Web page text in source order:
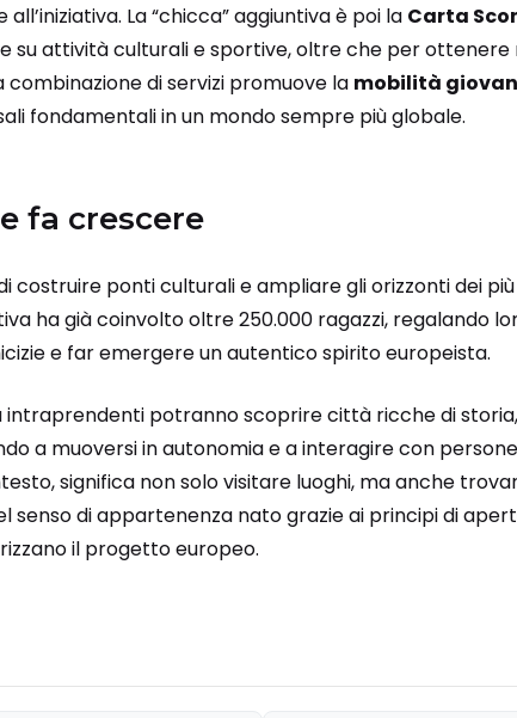
La “chicca” aggiuntiva è poi la Carta
su attività culturali e sportive, oltre che per ottenere
di servizi promuove la mobilità
fondamentali in un mondo sempre più globale.
fa crescere
costruire ponti culturali e ampliare gli orizzonti dei
ha già coinvolto oltre 250.000 ragazzi, regalando
e far emergere un autentico spirito europeista.
intraprendenti potranno scoprire città ricche di
a muoversi in autonomia e a interagire con
significa non solo visitare luoghi, ma anche
senso di appartenenza nato grazie ai principi di
il progetto europeo.